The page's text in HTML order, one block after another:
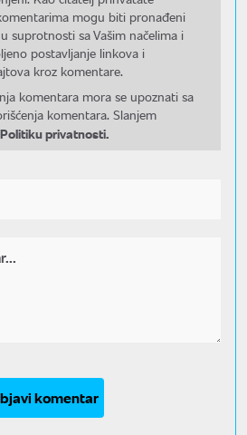
mogu biti pronađeni
suprotnosti sa Vašim načelima i
postavljanje linkova i
kroz komentare.
komentara mora se upoznati sa
komentara. Slanjem
Politiku privatnosti.
komentar